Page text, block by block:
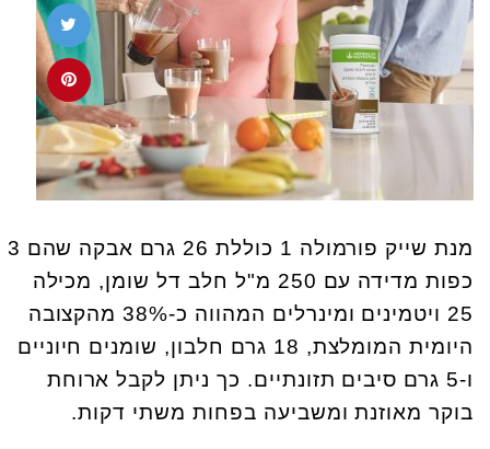
מנת שייק פורמולה 1 כוללת 26 גרם אבקה שהם 3
כפות מדידה עם 250 מ"ל חלב דל שומן, מכילה
25 ויטמינים ומינרלים המהווה כ-38% מהקצובה
היומית המומלצת, 18 גרם חלבון, שומנים חיוניים
ו-5 גרם סיבים תזונתיים. כך ניתן לקבל ארוחת
בוקר מאוזנת ומשביעה בפחות משתי דקות.